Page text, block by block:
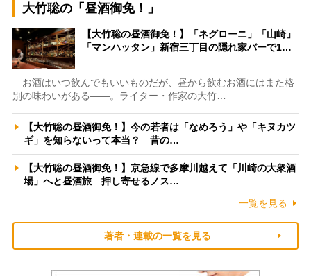
大竹聡の「昼酒御免！」
【大竹聡の昼酒御免！】「ネグローニ」「山崎」
「マンハッタン」新宿三丁目の隠れ家バーで1…
お酒はいつ飲んでもいいものだが、昼から飲むお酒にはまた格
別の味わいがある――。ライター・作家の大竹…
【大竹聡の昼酒御免！】今の若者は「なめろう」や「キヌカツ
ギ」を知らないって本当？ 昔の…
【大竹聡の昼酒御免！】京急線で多摩川越えて「川崎の大衆酒
場」へと昼酒旅 押し寄せるノス…
一覧を見る
著者・連載の一覧を見る